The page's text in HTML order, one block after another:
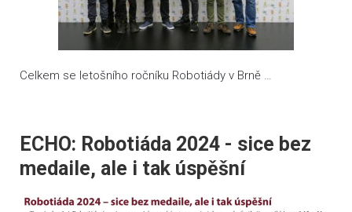
Celkem se letošního ročníku Robotiády v Brně …
ECHO: Robotiáda 2024 - sice bez
medaile, ale i tak úspěšní